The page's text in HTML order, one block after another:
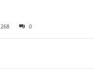
268 0